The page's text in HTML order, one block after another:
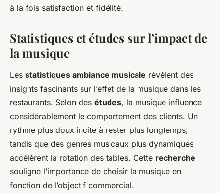
à la fois satisfaction et fidélité.
Statistiques et études sur l’impact de
la musique
Les statistiques ambiance musicale révèlent des
insights fascinants sur l’effet de la musique dans les
restaurants. Selon des études, la musique influence
considérablement le comportement des clients. Un
rythme plus doux incite à rester plus longtemps,
tandis que des genres musicaux plus dynamiques
accélèrent la rotation des tables. Cette recherche
souligne l’importance de choisir la musique en
fonction de l’objectif commercial.